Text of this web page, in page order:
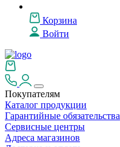
Корзина
Войти
Покупателям
Каталог продукции
Гарантийные обязательства
Сервисные центры
Адреса магазинов